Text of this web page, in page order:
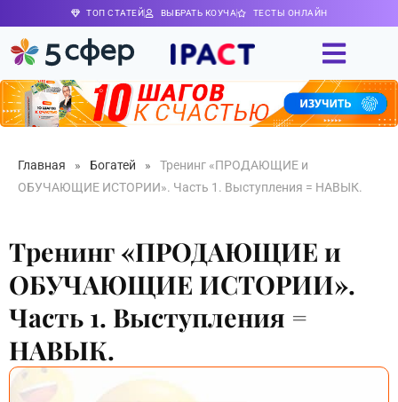
ТОП СТАТЕЙ ВЫБРАТЬ КОУЧА ТЕСТЫ ОНЛАЙН
Главная » Богатей »
Тренинг «ПРОДАЮЩИЕ и
ОБУЧАЮЩИЕ ИСТОРИИ». Часть 1. Выступления = НАВЫК.
Тренинг «ПРОДАЮЩИЕ и
ОБУЧАЮЩИЕ ИСТОРИИ».
Часть 1. Выступления =
НАВЫК.